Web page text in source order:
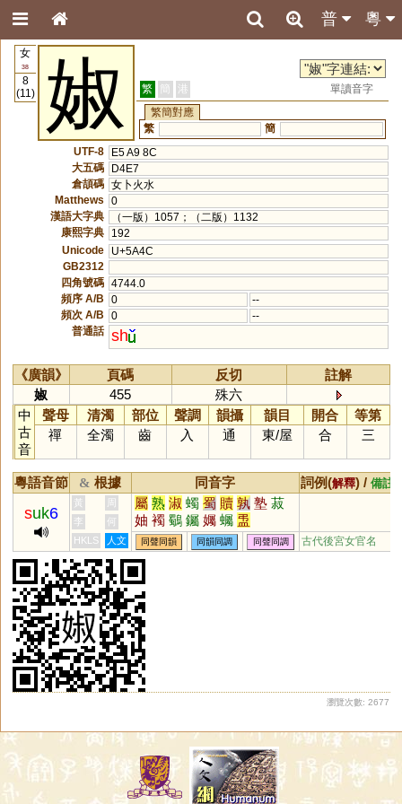
粵
普
女
38
8
(11)
婌 繁 簡 港
單讀音字
繁簡對應
繁
簡
UTF-8
E5 A9 8C
大五碼
D4E7
倉頡碼 女卜火水
Matthews
0
漢語大字典
（一版）1057；（二版）1132
康熙字典
192
Unicode
U+5A4C
GB2312
四角號碼 4744.0
頻序 A/B
0
--
頻次 A/B
0
--
普通話 sh
《廣韻》 頁碼 反切
註解
婌
455
殊六
中
古
音
聲母 清濁 部位 聲調 韻攝 韻目 開合
等第
禪
全濁 齒 入 通 東/屋 合 三
粵語音節 & 根據 同音字 詞例(解釋) / 備註
suk6
黃 周 屬 熟 淑 蠋 蜀 贖 孰 塾 菽
妯 襡 鸀 钃 孎 蠾 盄
李
何
HKLS
人文 同聲同韻 同韻同調 同聲同調 古代後宮女官名
瀏覽次數: 2677